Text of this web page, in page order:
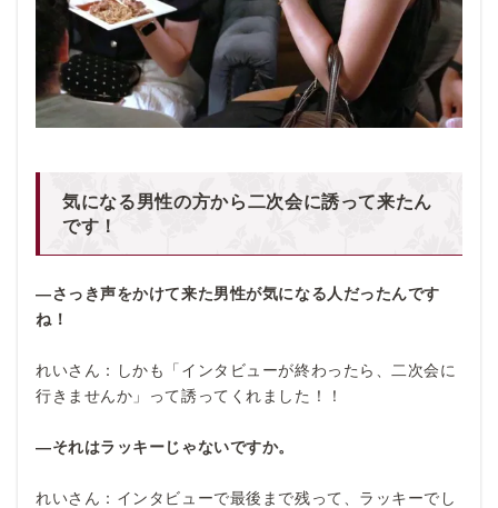
気になる男性の方から二次会に誘って来たん
です！
―さっき声をかけて来た男性が気になる人だったんです
ね！
れいさん：しかも「インタビューが終わったら、二次会に
行きませんか」って誘ってくれました！！
―それはラッキーじゃないですか。
れいさん：インタビューで最後まで残って、ラッキーでし